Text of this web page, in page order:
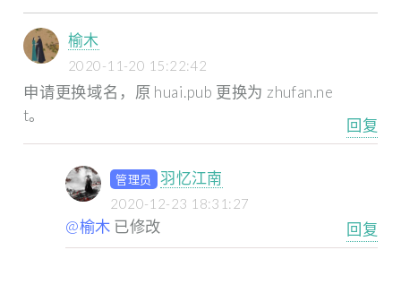
榆木
2020-11-20 15:22:42
申请更换域名，原 huai.pub 更换为 zhufan.ne
t。
回复
管理员 羽忆江南
2020-12-23 18:31:27
@榆木 已修改 回复